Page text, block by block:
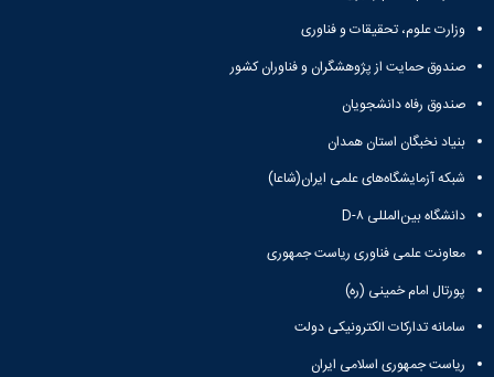
وزارت علوم، تحقیقات و فناوری
صندوق حمایت از پژوهشگران و فناوران کشور
صندوق رفاه دانشجویان
بنیاد نخبگان استان همدان
شبکه آزمایشگاه‌های علمی ایران(شاعا)
دانشگاه بین‌المللی D-۸
معاونت علمی فناوری ریاست جمهوری
پورتال امام خمینی (ره)
سامانه تدارکات الکترونیکی دولت
ریاست جمهوری اسلامی ایران